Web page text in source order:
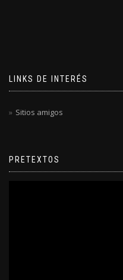
LINKS DE INTERÉS
Sitios amigos
PRETEXTOS